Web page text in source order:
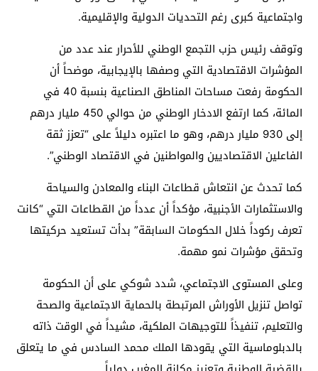
واجتماعية كبرى رغم التحديات الدولية والإقليمية.
وتوقف رئيس حزب التجمع الوطني للأحرار عند عدد من
المؤشرات الاقتصادية التي وصفها بالإيجابية، موضحاً أن
الحكومة رفعت مساحات المناطق الصناعية بنسبة 40 في
المائة، كما ارتفع الادخار الوطني من حوالي 450 مليار درهم
إلى 930 مليار درهم، وهو ما اعتبره دليلاً على “تعزز ثقة
الفاعلين الاقتصاديين والمواطنين في الاقتصاد الوطني”.
كما تحدث عن انتعاش قطاعات البناء والمعادن والسياحة
والاستثمارات الأجنبية، مؤكداً أن عدداً من القطاعات التي “كانت
تعرف ركوداً خلال الحكومات السابقة” بدأت تستعيد حركيتها
وتحقق مؤشرات نمو مهمة.
وعلى المستوى الاجتماعي، شدد شوكي على أن الحكومة
تواصل تنزيل الأوراش المرتبطة بالحماية الاجتماعية والصحة
والتعليم، تنفيذاً للتوجيهات الملكية، مشيداً في الوقت ذاته
بالدبلوماسية التي يقودها الملك محمد السادس في ما يتعلق